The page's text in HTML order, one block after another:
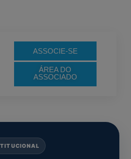
ASSOCIE-SE
ÁREA DO
ASSOCIADO